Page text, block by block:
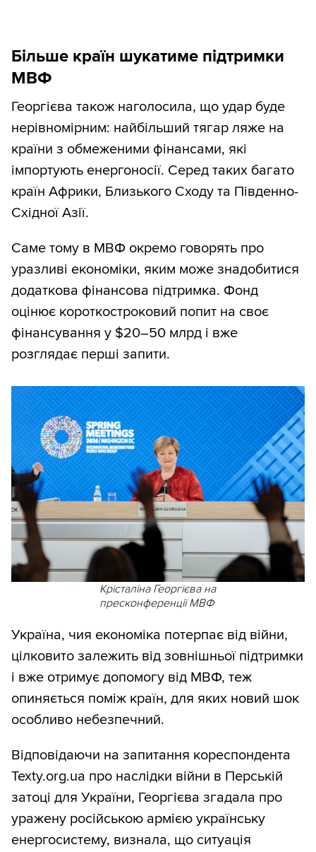
Більше країн шукатиме підтримки
МВФ
Георгієва також наголосила, що удар буде
нерівномірним: найбільший тягар ляже на
країни з обмеженими фінансами, які
імпортують енергоносії. Серед таких багато
країн Африки, Близького Сходу та Південно-
Східної Азії.
Саме тому в МВФ окремо говорять про
уразливі економіки, яким може знадобитися
додаткова фінансова підтримка. Фонд
оцінює короткостроковий попит на своє
фінансування у $20–50 млрд і вже
розглядає перші запити.
Крісталіна Георгієва на
пресконференції МВФ
Україна, чия економіка потерпає від війни,
цілковито залежить від зовнішньої підтримки
і вже отримує допомогу від МВФ, теж
опиняється поміж країн, для яких новий шок
особливо небезпечний.
Відповідаючи на запитання кореспондента
Texty.org.ua про наслідки війни в Перській
затоці для України, Георгієва згадала про
уражену російською армією українську
енергосистему, визнала, що ситуація